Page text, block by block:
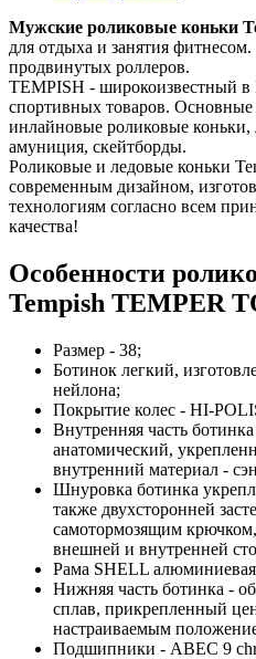
Мужские роликовые коньки
для отдыха и занятия
продвинутых роллеров.
TEMPISH - широкоизвестный
спортивных товаров. Основные
инлайновые роликовые коньки,
амуниция, скейтборды.
Роликовые и ледовые коньки
современным дизайном,
технологиям согласно всем
качества!
Особенности
Tempish TEMPER
Размер - 38;
Ботинок легкий,
нейлона;
Покрытие колес - HI-
Внутренняя часть
анатомический,
внутренний материал -
Шнуровка ботинка
также двухсторонней
самотормозящим
внешней и внутренней
Рама SHELL
Нижняя часть ботинка -
сплав, прикрепленный
настраиваемым
Подшипники - ABEC 9